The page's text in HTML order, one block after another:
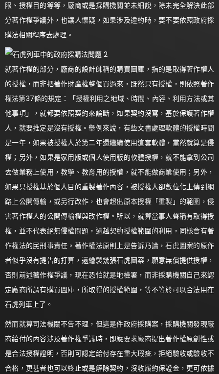
限、授權目的等等，廠商或是採購機關並未細說，除未完全解決此部
分著作權爭議外，也讓人懷疑，如果涉及違約時，要不要依照政府採
購法相關程序去處理。
就著作權的部分，廠商的設計師稱的購買圖庫，指的是取得著作權人
的授權，而非把著作財產權整個買過來，既然只有授權，則依照著作
權法第37條的規定：「授權利用之地域、時間、內容、利用方法或其
他事項」，就都要依照契約來論斷，如果契約沒寫，基於保護著作權
人，就要推定是沒有授權。舉例來說，有些文書處理軟體的授權時間
是一年，如果被授權人於第二年還繼續使用這套軟體，當然就算是侵
權；另外，如果是家用版或個人使用版的軟體授權，就不能拿到公司
去做業務上使用，教學、教育用的授權，就不能做商業使用；另外，
如果只授權基於個人目的重製著作內容，被授權人卻數位化上傳到網
路上公開傳輸，或另行改作，也會超出原本授權「重製」的範圍，侵
害著作權人的公開傳輸權與改作權。所以，就算當事人聲稱有取得授
權，並不代表絕無侵權問題，逾越契約授權範圍的利用，同樣會有著
作權法的民刑事責任。著作權法原則上是告訴乃論，石虎圖案的原作
者似乎沒有提告的打算，還繪製幾張石虎圖案，願意無償提供授權，
否則前述著作權爭議，現在恐怕就是地檢署，而非採購機關自己來認
定廠商所謂有購買圖庫，所取得的授權範圍，等不等於可以合法用在
石虎列車上了。
然而就算司法機關不告不理，但這是件政府採購案，採購機關發現廠
商給付的內容涉及著作權爭議時，即應要求廠商提出著作權原創性或
是合法授權證明，否則可認定給付存在重大瑕疵，拒絕驗收或驗收不
合格，更甚者也可以終止或是解除契約，沒收履約保證金，更可依據